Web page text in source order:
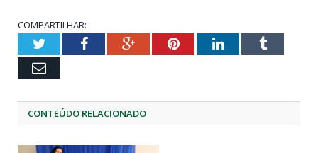
COMPARTILHAR:
TwitterFacebookGoogle+PinterestLinkedInTumblr
Email
CONTEÚDO RELACIONADO